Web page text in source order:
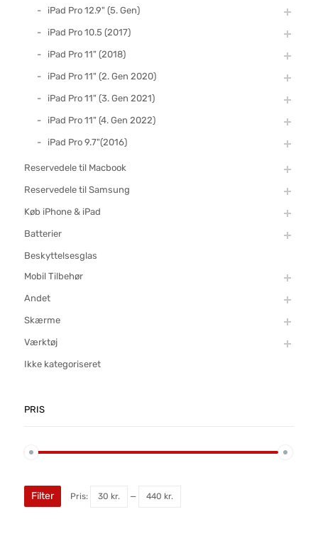
iPad Pro 12.9" (5. Gen)
iPad Pro 10.5 (2017)
iPad Pro 11" (2018)
iPad Pro 11" (2. Gen 2020)
iPad Pro 11" (3. Gen 2021)
iPad Pro 11" (4. Gen 2022)
iPad Pro 9.7"(2016)
Reservedele til Macbook
Reservedele til Samsung
Køb iPhone & iPad
Batterier
Beskyttelsesglas
Mobil Tilbehør
Andet
Skærme
Værktøj
Ikke kategoriseret
PRIS
Filter Pris: 30 kr. — 440 kr.